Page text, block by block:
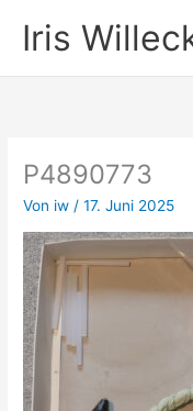
InhaltIris
P4890773
Von iw /17. Juni 2025